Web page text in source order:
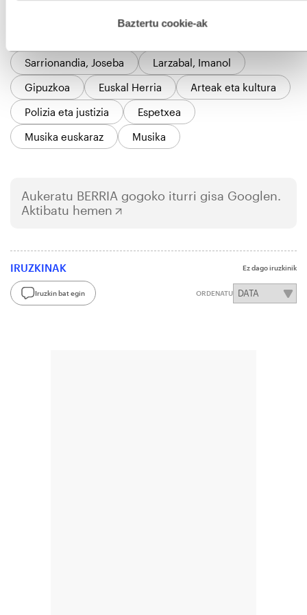
esplizitua ematen diguzu.Gehiago irakurri
Baztertu cookie-ak
ezagunean.
Sarrionandia, Joseba
Larzabal, Imanol
Gipuzkoa
Euskal Herria
Arteak eta kultura
Polizia eta justizia
Espetxea
Musika euskaraz
Musika
Aukeratu BERRIA gogoko iturri gisa Googlen.
Aktibatu hemen
IRUZKINAK Ez dago iruzkinik
Iruzkin bat egin ORDENATU